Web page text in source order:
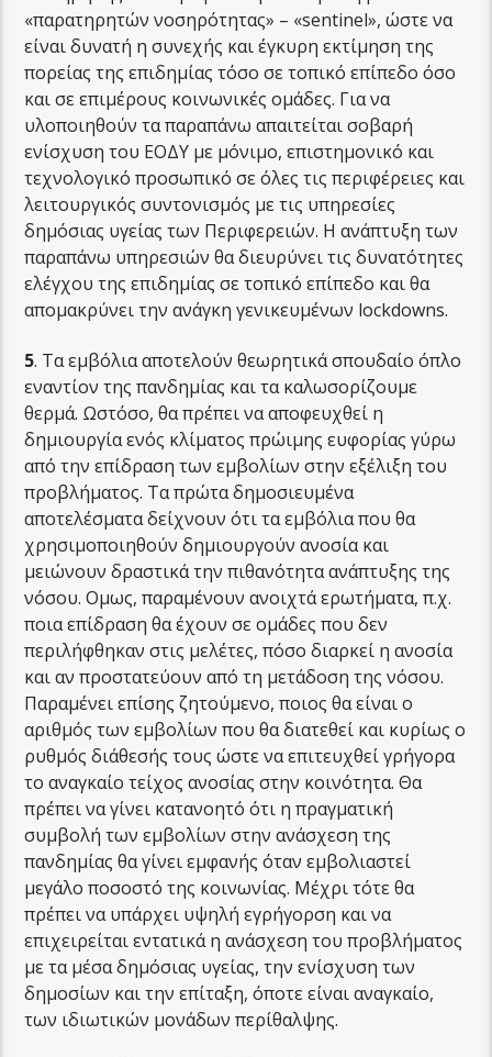
«παρατηρητών νοσηρότητας» – «sentinel», ώστε να
είναι δυνατή η συνεχής και έγκυρη εκτίμηση της
πορείας της επιδημίας τόσο σε τοπικό επίπεδο όσο
και σε επιμέρους κοινωνικές ομάδες. Για να
υλοποιηθούν τα παραπάνω απαιτείται σοβαρή
ενίσχυση του ΕΟΔΥ με μόνιμο, επιστημονικό και
τεχνολογικό προσωπικό σε όλες τις περιφέρειες και
λειτουργικός συντονισμός με τις υπηρεσίες
δημόσιας υγείας των Περιφερειών. Η ανάπτυξη των
παραπάνω υπηρεσιών θα διευρύνει τις δυνατότητες
ελέγχου της επιδημίας σε τοπικό επίπεδο και θα
απομακρύνει την ανάγκη γενικευμένων lockdowns.
5. Τα εμβόλια αποτελούν θεωρητικά σπουδαίο όπλο
εναντίον της πανδημίας και τα καλωσορίζουμε
θερμά. Ωστόσο, θα πρέπει να αποφευχθεί η
δημιουργία ενός κλίματος πρώιμης ευφορίας γύρω
από την επίδραση των εμβολίων στην εξέλιξη του
προβλήματος. Τα πρώτα δημοσιευμένα
αποτελέσματα δείχνουν ότι τα εμβόλια που θα
χρησιμοποιηθούν δημιουργούν ανοσία και
μειώνουν δραστικά την πιθανότητα ανάπτυξης της
νόσου. Ομως, παραμένουν ανοιχτά ερωτήματα, π.χ.
ποια επίδραση θα έχουν σε ομάδες που δεν
περιλήφθηκαν στις μελέτες, πόσο διαρκεί η ανοσία
και αν προστατεύουν από τη μετάδοση της νόσου.
Παραμένει επίσης ζητούμενο, ποιος θα είναι ο
αριθμός των εμβολίων που θα διατεθεί και κυρίως ο
ρυθμός διάθεσής τους ώστε να επιτευχθεί γρήγορα
το αναγκαίο τείχος ανοσίας στην κοινότητα. Θα
πρέπει να γίνει κατανοητό ότι η πραγματική
συμβολή των εμβολίων στην ανάσχεση της
πανδημίας θα γίνει εμφανής όταν εμβολιαστεί
μεγάλο ποσοστό της κοινωνίας. Μέχρι τότε θα
πρέπει να υπάρχει υψηλή εγρήγορση και να
επιχειρείται εντατικά η ανάσχεση του προβλήματος
με τα μέσα δημόσιας υγείας, την ενίσχυση των
δημοσίων και την επίταξη, όποτε είναι αναγκαίο,
των ιδιωτικών μονάδων περίθαλψης.